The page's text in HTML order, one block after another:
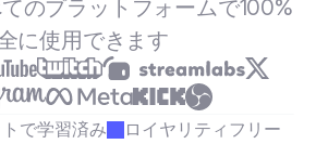
のプラットフォームで100%
に使用できます
で学習済み
ロイヤリティフリー